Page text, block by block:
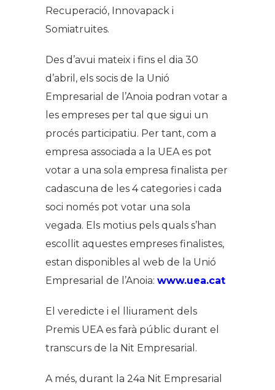
Recuperació, Innovapack i
Somiatruites.
Des d’avui mateix i fins el dia 30
d’abril, els socis de la Unió
Empresarial de l’Anoia podran votar a
les empreses per tal que sigui un
procés participatiu. Per tant, com a
empresa associada a la UEA es pot
votar a una sola empresa finalista per
cadascuna de les 4 categories i cada
soci només pot votar una sola
vegada. Els motius pels quals s’han
escollit aquestes empreses finalistes,
estan disponibles al web de la Unió
Empresarial de l’Anoia: www.uea.cat
El veredicte i el lliurament dels
Premis UEA es farà públic durant el
transcurs de la Nit Empresarial.
A més, durant la 24a Nit Empresarial